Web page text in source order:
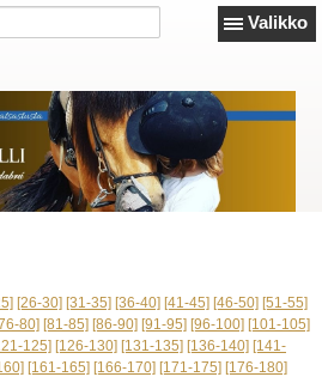
Valikko
[26-30] [31-35] [36-40] [41-45] [46-50] [51-55]
80] [81-85] [86-90] [91-95] [96-100] [101-105]
125] [126-130] [131-135] [136-140] [141-
[161-165] [166-170] [171-175] [176-180]